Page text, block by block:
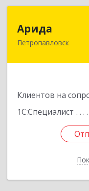
Арида
Петропавловск
Клиентов на
1С:Специалист
150013,